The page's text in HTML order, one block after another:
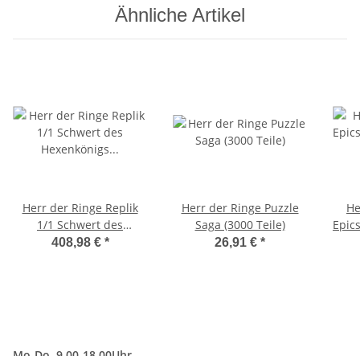
Ähnliche Artikel
Herr der Ringe Replik
1/1 Schwert des
Hexenkönigs 139 cm
408,98 € *
Herr der Ringe Puzzle
Saga (3000 Teile)
26,91 € *